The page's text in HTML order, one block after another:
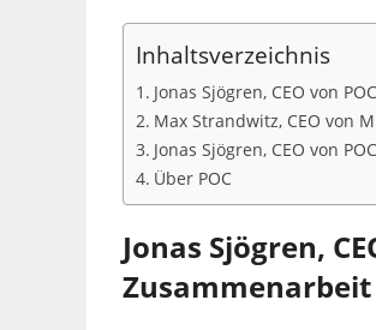
Inhaltsverzeichnis
Jonas Sjögren, CEO von
Max Strandwitz, CEO von
Jonas Sjögren, CEO von
Über POC
Jonas Sjögren,